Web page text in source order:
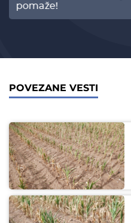
pomaže!
POVEZANE VESTI